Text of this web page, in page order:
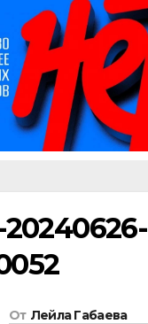
20240626-
От Лейла Габаева